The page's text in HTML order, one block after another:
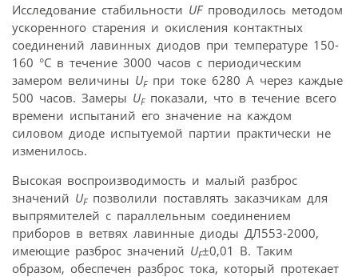
Исследование стабильности UFпроводилось методом
ускоренного старения и окисления контактных
соединений лавинных диодов при температуре 150-
160 °C в течение 3000 часов с периодическим
замером величины UFпри токе 6280 А через каждые
500 часов. Замеры UFпоказали, что в течение всего
времени испытаний его значение на каждом
силовом диоде испытуемой партии практически не
изменилось.
Высокая воспроизводимость и малый разброс
значений UFпозволили поставлять заказчикам для
выпрямителей с параллельным соединением
приборов в ветвях лавинные диоды ДЛ553-2000,
имеющие разброс значений UF±0,01 В. Таким
образом, обеспечен разброс тока, который протекает